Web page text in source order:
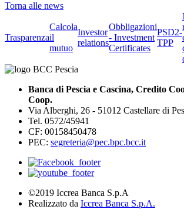
Torna alle news
Trasparenza
Calcola
il
mutuo
Investor
relations
Obbligazioni
- Investment
Certificates
PSD2-
TPP
Banca di Pescia e Cascina, Credito
Coop.
Via Alberghi, 26 - 51012 Castellare di
Tel. 0572/45941
CF: 00158450478
PEC: segreteria@pec.bpc.bcc.it
©2019 Iccrea Banca S.p.A
Realizzato da Iccrea Banca S.p.A.